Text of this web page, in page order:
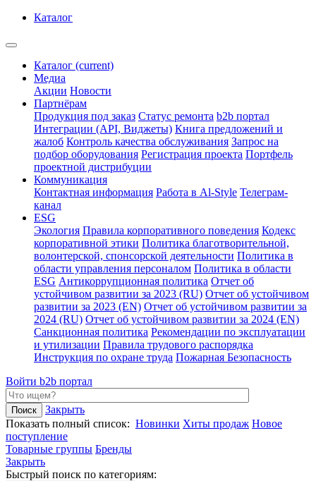
Каталог
Каталог (current)
Медиа
Акции Новости
Партнёрам
Продукция под заказ Статус ремонта b2b портал
Интеграции (API, Виджеты) Книга предложений и
жалоб Контроль качества обслуживания Запрос на
подбор оборудования Регистрация проекта Портфель
проектной дистрибуции
Коммуникация
Контактная информация Работа в Al-Style Телеграм-
канал
ESG
Экология Правила корпоративного поведения Кодекс
корпоративной этики Политика благотворительной,
волонтерской, спонсорской деятельности Политика в
области управления персоналом Политика в области
ESG Антикоррупционная политика Отчет об
устойчивом развитии за 2023 (RU) Отчет об устойчивом
развитии за 2023 (EN) Отчет об устойчивом развитии за
2024 (RU) Отчет об устойчивом развитии за 2024 (EN)
Санкционная политика Рекомендации по эксплуатации
и утилизации Правила трудового распорядка
Инструкция по охране труда Пожарная Безопасность
Войти b2b портал
Закрыть
Показать полный список: Новинки Хиты продаж Новое
поступление
Товарные группы Бренды
Закрыть
Быстрый поиск по категориям: